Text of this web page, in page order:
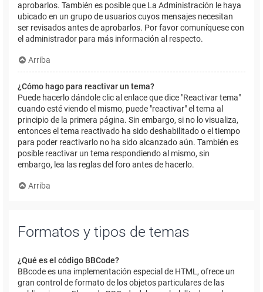
aprobarlos. También es posible que La Administración le haya
ubicado en un grupo de usuarios cuyos mensajes necesitan
ser revisados antes de aprobarlos. Por favor comuníquese con
el administrador para más información al respecto.
Arriba
¿Cómo hago para reactivar un tema?
Puede hacerlo dándole clic al enlace que dice "Reactivar tema"
cuando esté viendo el mismo, puede "reactivar" el tema al
principio de la primera página. Sin embargo, si no lo visualiza,
entonces el tema reactivado ha sido deshabilitado o el tiempo
para poder reactivarlo no ha sido alcanzado aún. También es
posible reactivar un tema respondiendo al mismo, sin
embargo, lea las reglas del foro antes de hacerlo.
Arriba
Formatos y tipos de temas
¿Qué es el código BBCode?
BBcode es una implementación especial de HTML, ofrece un
gran control de formato de los objetos particulares de las